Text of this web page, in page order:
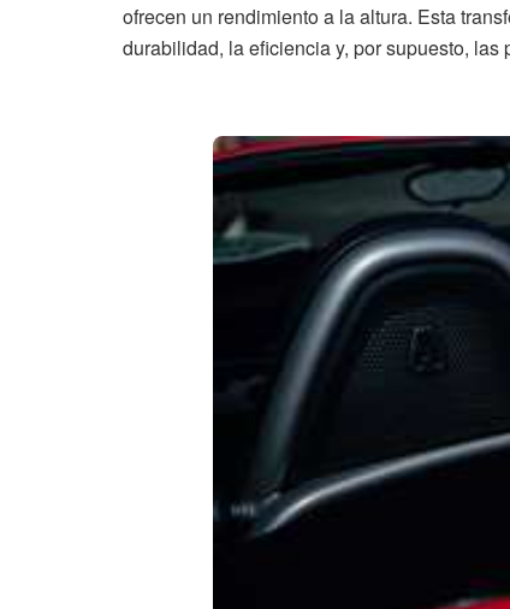
ofrecen un rendimiento a la altura. Esta
durabilidad, la eficiencia y, por supuesto, las